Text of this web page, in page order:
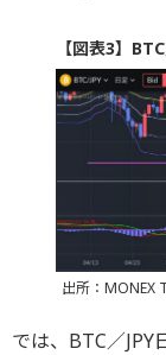
【図表3】
出所：MONEX
では、BTC／JPY